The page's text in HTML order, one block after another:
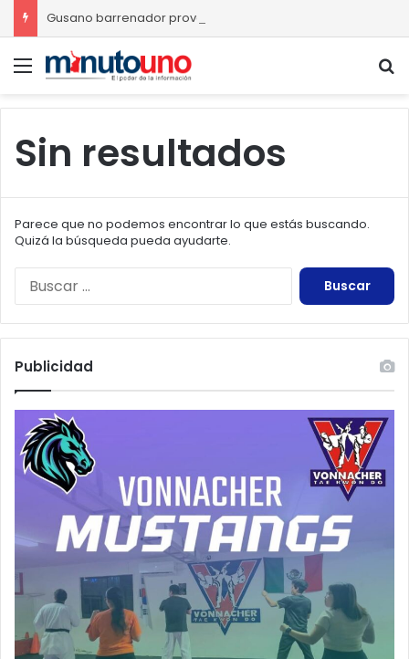
Menú
Sin resultados
Parece que no podemos encontrar lo que estás buscando.
Quizá la búsqueda pueda ayudarte.
Buscar:
Publicidad